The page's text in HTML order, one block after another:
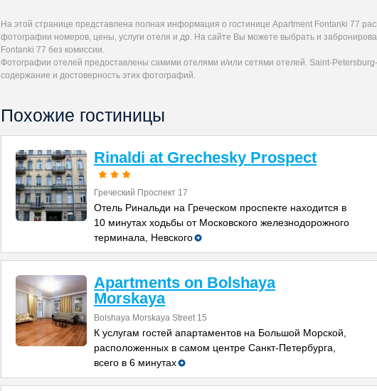
На этой странице представлена полная информация о гостинице Apartment Fontanki 77
фотографии номеров, цены, услуги отеля и др. На сайте Вы можете выбрать и
Fontanki 77 без комиссии.
Фотографии отелей предоставлены самими отелями и/или сетями отелей. Saint-
содержание и достоверность этих фотографий.
Похожие гостиницы
Rinaldi at Grechesky Prospect
Греческий Проспект 17
Отель Ринальди на Греческом проспекте находится в
10 минутах ходьбы от Московского железнодорожного
терминала, Невского
Apartments on Bolshaya
Morskaya
Bolshaya Morskaya Street 15
К услугам гостей апартаментов на Большой Морской,
расположенных в самом центре Санкт-Петербурга,
всего в 6 минутах